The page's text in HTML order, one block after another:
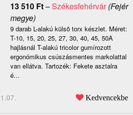
13 510 Ft–Székesfehérvár(Fejér
megye)
9 darab L-alakú külsõ torx készlet. Méret:
T-10, 15, 20, 25, 27, 30, 40, 45, 50A
hajlásnál T-alakú tricolor gumírozott
ergonómikus csúszásmentes markolattal
van ellátva. Tartozék: Fekete asztalra
é...
Kedvencekbe